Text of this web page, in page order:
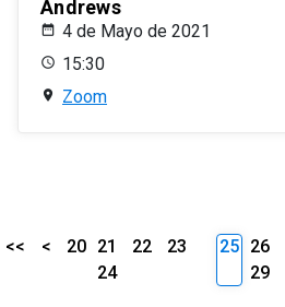
Andrews
4 de Mayo de 2021
15:30
Zoom
<< < 20 21 22
23
24
25 26
29